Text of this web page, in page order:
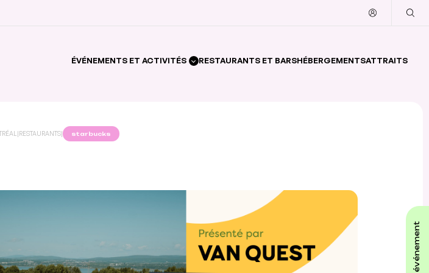
ÉVÉNEMENTS ET ACTIVITÉS RESTAURANTS ET BARSHÉBERGEMENTSATTRAITS
|RESTAURANTS| starbucks